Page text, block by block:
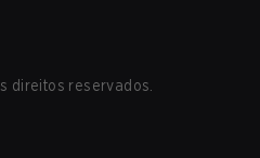
direitos reservados.